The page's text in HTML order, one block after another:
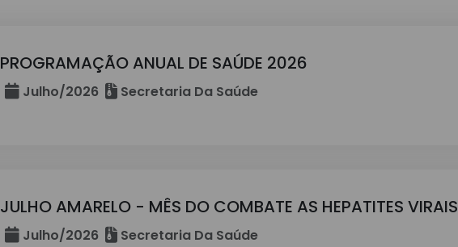
PROGRAMAÇÃO ANUAL DE SAÚDE 2026
Julho/2026 Secretaria Da Saúde
JULHO AMARELO - MÊS DO COMBATE AS HEPATITES VIRAIS
Julho/2026 Secretaria Da Saúde